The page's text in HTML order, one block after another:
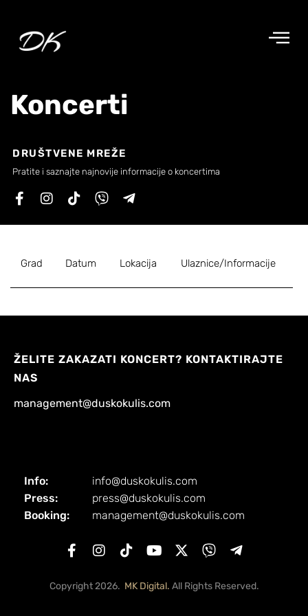
content
Koncerti
DRUŠTVENE MREŽE
Pratite i saznajte najnovije informacije o koncertima
Grad Datum Lokacija Ulaznice/Informacije
ŽELITE ZAKAZATI KONCERT? KONTAKTIRAJTE
NAS
management@duskokulis.com
Info:
Press:
Booking:
info@duskokulis.com
press@duskokulis.com
management@duskokulis.com
Copyright 2026. MK Digital. All Rights Reserved.